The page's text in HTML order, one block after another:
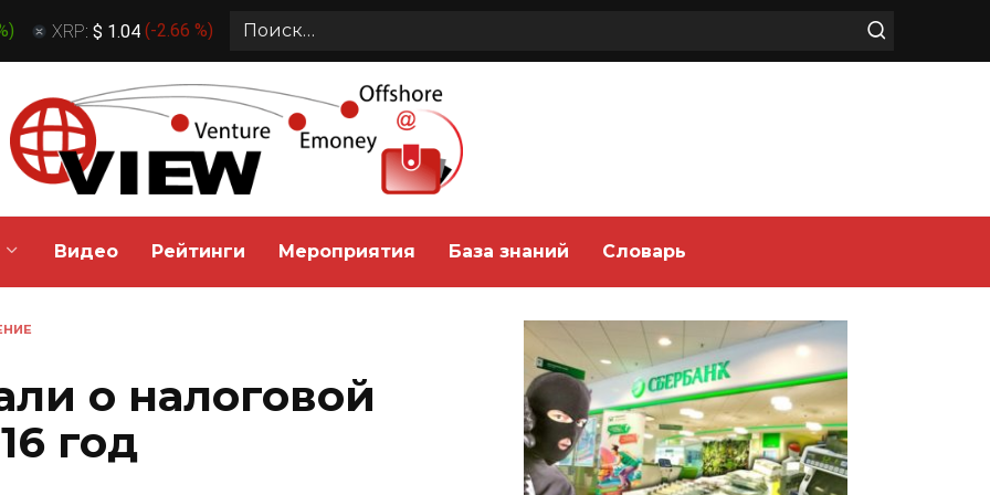
) XRP: $ 1.04 (-2.66 %)
Search
Видео Рейтинги Мероприятия База знаний Словарь
о налоговой
год